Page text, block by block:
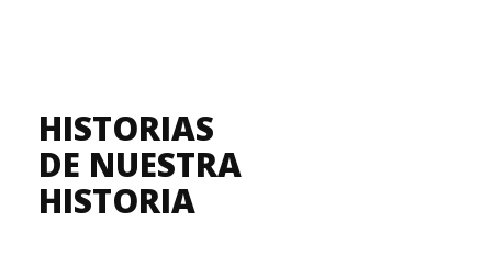
HISTORIAS
DE NUESTRA
HISTORIA